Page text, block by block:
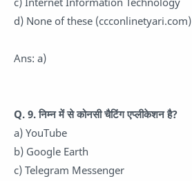
d) None of these (ccconlinetyari.com)
Ans: a)
Q. 9. निम्न में से कोनसी चैटिंग एप्लीकेशन है?
a) YouTube
b) Google Earth
c) Telegram Messenger